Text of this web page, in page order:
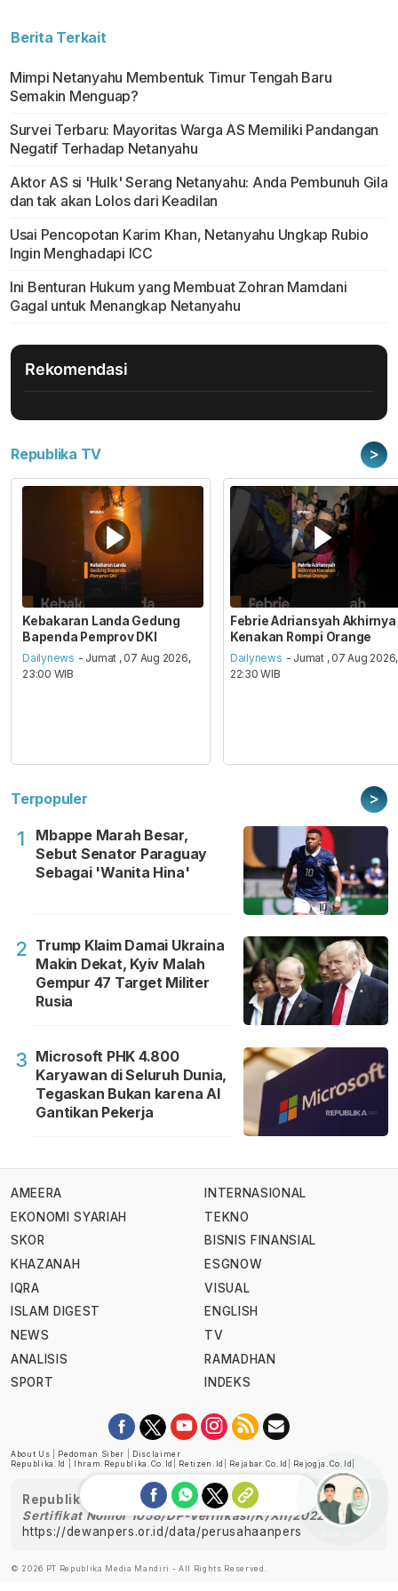
Berita Terkait
Mimpi Netanyahu Membentuk Timur Tengah Baru
Semakin Menguap?
Survei Terbaru: Mayoritas Warga AS Memiliki Pandangan
Negatif Terhadap Netanyahu
Aktor AS si 'Hulk' Serang Netanyahu: Anda Pembunuh Gila
dan tak akan Lolos dari Keadilan
Usai Pencopotan Karim Khan, Netanyahu Ungkap Rubio
Ingin Menghadapi ICC
Ini Benturan Hukum yang Membuat Zohran Mamdani
Gagal untuk Menangkap Netanyahu
Rekomendasi
Republika TV >
Kebakaran Landa Gedung
Bapenda Pemprov DKI
Dailynews - Jumat , 07 Aug 2026,
23:00 WIB
Febrie Adriansyah Akhirnya
Kenakan Rompi Orange
Dailynews - Jumat , 07 Aug 2026,
22:30 WIB
Terpopuler >
1
Mbappe Marah Besar,
Sebut Senator Paraguay
Sebagai 'Wanita Hina'
2 Trump Klaim Damai Ukraina
Makin Dekat, Kyiv Malah
Gempur 47 Target Militer
Rusia
3 Microsoft PHK 4.800
Karyawan di Seluruh Dunia,
Tegaskan Bukan karena AI
Gantikan Pekerja
AMEERA
EKONOMI SYARIAH
SKOR
KHAZANAH
IQRA
ISLAM DIGEST
NEWS
ANALISIS
SPORT
INTERNASIONAL
TEKNO
BISNIS FINANSIAL
ESGNOW
VISUAL
ENGLISH
TV
RAMADHAN
INDEKS
About Us Pedoman Siber
Disclaimer
Republika.id
Ihram.republika.co.id Retizen.id Rejabar.co.id Rejogja.co.id
Republika telah diverifikasi oleh Dewan Pers
Sertifikat Nomor 1058/DP-Verifikasi/K/XII/2022
https://dewanpers.or.id/data/perusahaanpers
© 2026 PT Republika Media Mandiri - All Rights Reserved.